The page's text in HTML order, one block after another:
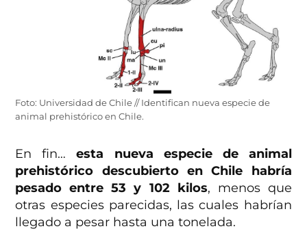
Foto: Universidad de Chile // Identifican nueva especie de
animal prehistórico en Chile.
En fin…esta nueva especie de animal
prehistórico descubierto en Chile habría
pesado entre 53 y 102 kilos, menos que
otras especies parecidas, las cuales habrían
llegado a pesar hasta una tonelada.